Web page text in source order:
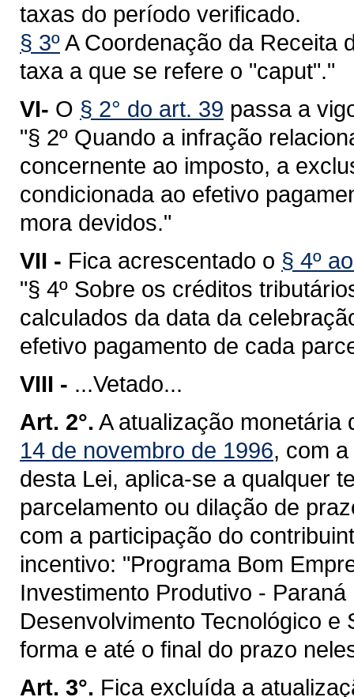
taxas do período verificado.
§ 3ºA Coordenação da Receita
taxa a que se refere o "caput"."
VI- O § 2° do art. 39 passa a
"§ 2º Quando a infração
concernente ao imposto, a
condicionada ao efetivo
mora devidos."
VII - Fica acrescentado o § 4º
"§ 4º Sobre os créditos
calculados da data da
efetivo pagamento de cada
VIII - ...Vetado...
Art. 2°. A atualização
14 de novembro de 1996, com
desta Lei, aplica-se a qualquer
parcelamento ou dilação de
com a participação do
incentivo: "Programa Bom
Investimento Produtivo -
Desenvolvimento Tecnológico
forma e até o final do prazo
Art. 3°. Fica excluída a